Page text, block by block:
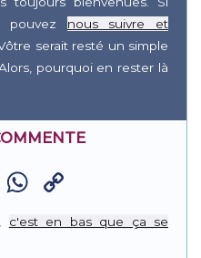
pouvez nous suivre et
serait resté un simple
pourquoi en rester là
Messenger
WhatsApp
Link
c'est en bas que ça se